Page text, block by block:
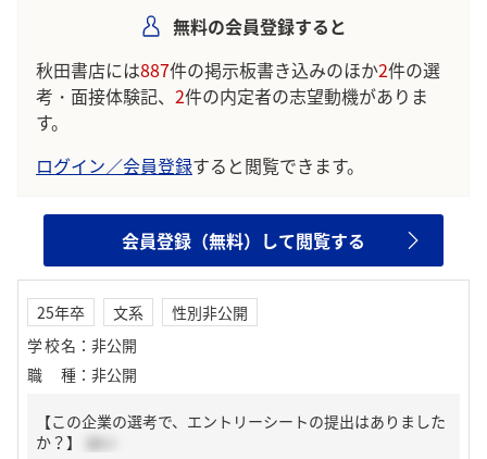
無料の会員登録すると
秋田書店には887件の掲示板書き込みのほか2件の選
考・面接体験記、 2件の内定者の志望動機がありま
す。
ログイン／会員登録すると閲覧できます。
会員登録（無料）して閲覧する
25年卒 文系
性別非公開
学校名 ： 非公開
職種 ： 非公開
【この企業の選考で、エントリーシートの提出はありました
か？】
はい